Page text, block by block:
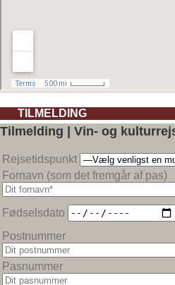
TILMELDING
Tilmelding | Vin- og
Rejsetidspunkt
Fornavn (som det fremgår af pas)
Fødselsdato
Postnummer
Pasnummer